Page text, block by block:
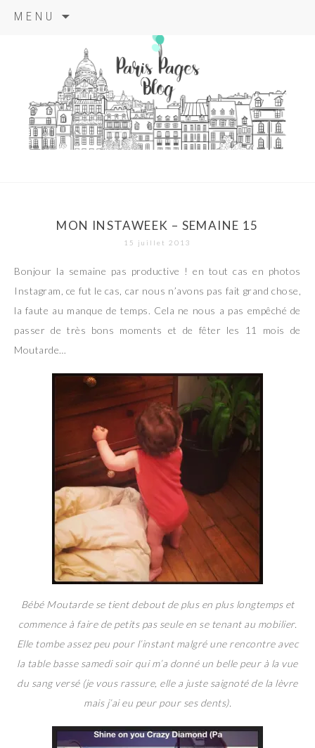
MENU
principal
paris pages
blog
MON INSTAWEEK – SEMAINE 15
15 juillet 2013
Bonjour la semaine pas productive ! en tout cas en photos
Instagram, ce fut le cas, car nous n’avons pas fait grand chose,
la faute au manque de temps. Cela ne nous a pas empêché de
passer de très bons moments et de fêter les 11 mois de
Moutarde…
Bébé Moutarde se tient debout de plus en plus longtemps et
commence à faire de petits pas seule en se tenant au mobilier.
Elle tombe assez peu pour l’instant malgré une rencontre avec
la table basse samedi soir qui m’a donné un belle peur à la vue
du sang versé (je vous rassure, elle a juste saignoté de la lèvre
mais j’ai eu peur pour ses dents).